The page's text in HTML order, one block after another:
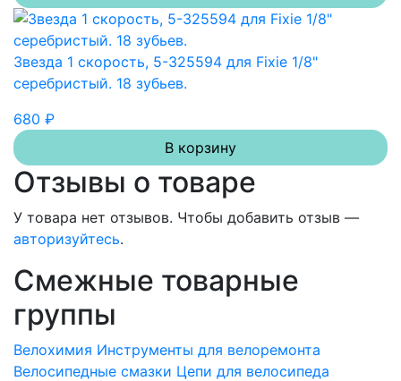
Звезда 1 скорость, 5-325594 для Fixie 1/8"
серебристый. 18 зубьев.
680 ₽
В корзину
Отзывы о товаре
У товара нет отзывов. Чтобы добавить отзыв —
авторизуйтесь.
Смежные товарные
группы
Велохимия Инструменты для велоремонта
Велосипедные смазки Цепи для велосипеда